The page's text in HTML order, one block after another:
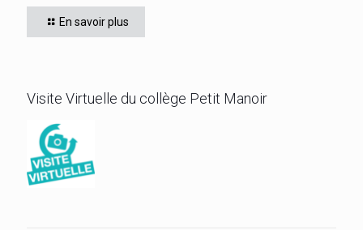
affrontés. CADIGNAN Manuel, après une bataille bien
disputée, s’est imposé, le jeudi 4 juin 2026
En savoir plus
Visite Virtuelle du collège Petit Manoir